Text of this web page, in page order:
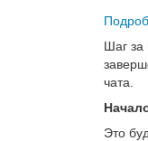
Шаг за
чата.
Это